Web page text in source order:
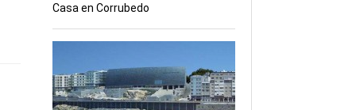
Casa en Corrubedo